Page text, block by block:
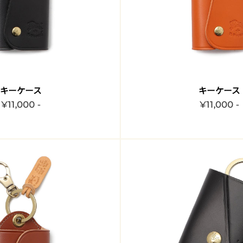
キーケース
¥11,000 -
キーケース
¥11,000 -